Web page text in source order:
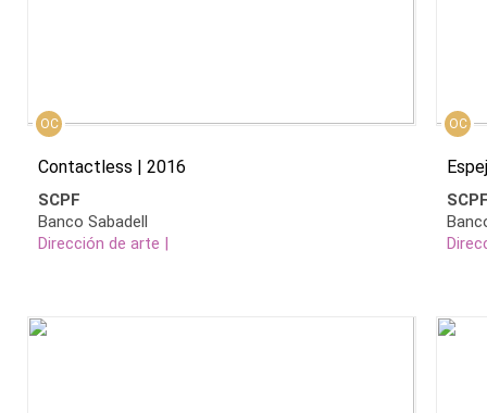
OC
Contactless | 2016
SCPF
Banco Sabadell
Dirección de arte |
OC